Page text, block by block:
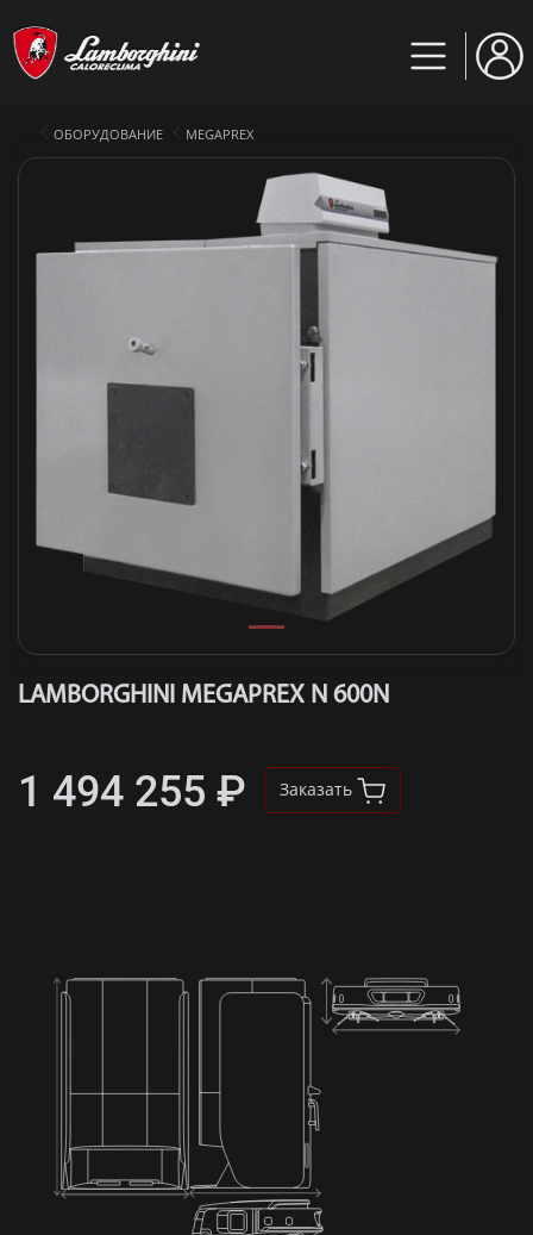
ОБОРУДОВАНИЕ MEGAPREX
LAMBORGHINI MEGAPREX N 600N
1 494 255 ₽ Заказать